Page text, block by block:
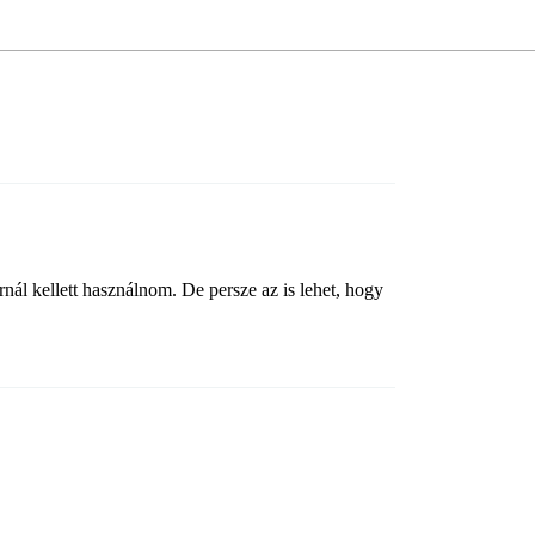
kellett használnom. De persze az is lehet, hogy